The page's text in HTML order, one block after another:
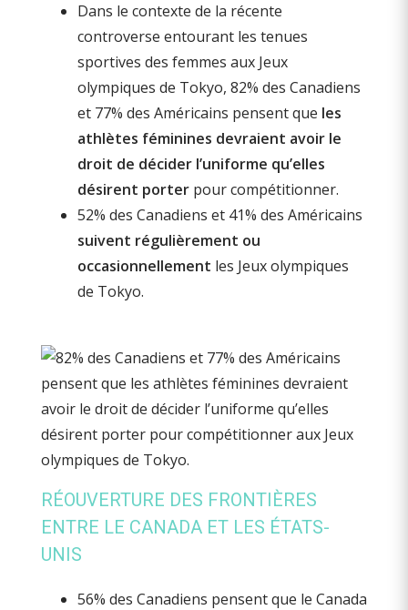
Dans le contexte de la récente
controverse entourant les tenues
sportives des femmes aux Jeux
olympiques de Tokyo, 82% des Canadiens
et 77% des Américains pensent que les
athlètes féminines devraient avoir le
droit de décider l’uniforme qu’elles
désirent porterpour compétitionner.
52% des Canadiens et 41% des Américains
suivent régulièrement ou
occasionnellement les Jeux olympiques
de Tokyo.
RÉOUVERTURE DES FRONTIÈRES
ENTRE LE CANADA ET LES ÉTATS-
UNIS
56% des Canadiens pensent que le Canada